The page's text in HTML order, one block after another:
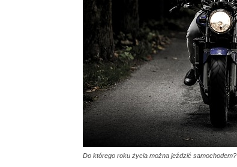
Do którego roku życia można jeździć samochodem?